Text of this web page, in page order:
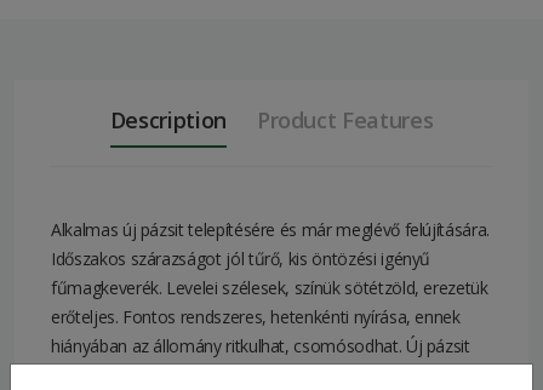
Description Product Features
Alkalmas új pázsit telepítésére és már meglévő felújítására.
Időszakos szárazságot jól tűrő, kis öntözési igényű
fűmagkeverék. Levelei szélesek, színük sötétzöld, erezetük
erőteljes. Fontos rendszeres, hetenkénti nyírása, ennek
hiányában az állomány ritkulhat, csomósodhat. Új pázsit
2